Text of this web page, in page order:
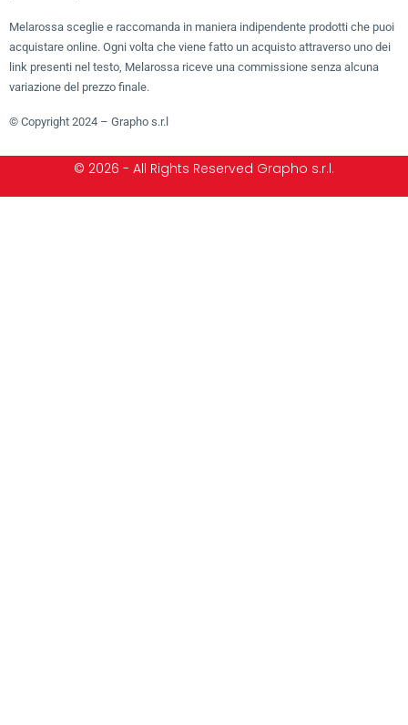
Melarossa sceglie e raccomanda in maniera indipendente prodotti che puoi
acquistare online. Ogni volta che viene fatto un acquisto attraverso uno dei
link presenti nel testo, Melarossa riceve una commissione senza alcuna
variazione del prezzo finale.
© Copyright 2024 – Grapho s.r.l
© 2026 - All Rights Reserved Grapho s.r.l.